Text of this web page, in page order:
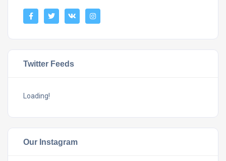
Twitter Feeds
Loading!
Our Instagram